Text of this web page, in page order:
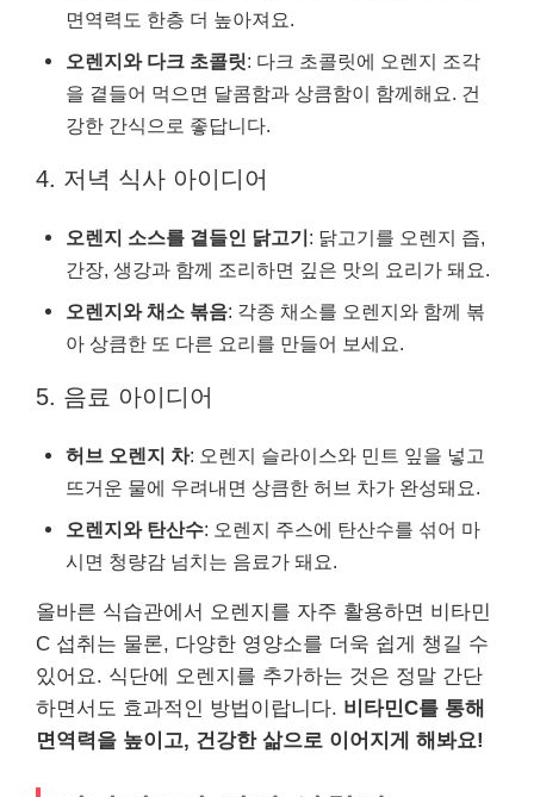
면역력도 한층 더 높아져요.
오렌지와 다크 초콜릿: 다크 초콜릿에 오렌지 조각
을 곁들어 먹으면 달콤함과 상큼함이 함께해요. 건
강한 간식으로 좋답니다.
4. 저녁 식사 아이디어
오렌지 소스를 곁들인 닭고기 : 닭고기를 오렌지 즙,
간장, 생강과 함께 조리하면 깊은 맛의 요리가 돼요.
오렌지와 채소 볶음: 각종 채소를 오렌지와 함께 볶
아 상큼한 또 다른 요리를 만들어 보세요.
5. 음료 아이디어
허브 오렌지 차: 오렌지 슬라이스와 민트 잎을 넣고
뜨거운 물에 우려내면 상큼한 허브 차가 완성돼요.
오렌지와 탄산수: 오렌지 주스에 탄산수를 섞어 마
시면 청량감 넘치는 음료가 돼요.
올바른 식습관에서 오렌지를 자주 활용하면 비타민
C 섭취는 물론, 다양한 영양소를 더욱 쉽게 챙길 수
있어요. 식단에 오렌지를 추가하는 것은 정말 간단
하면서도 효과적인 방법이랍니다. 비타민C를 통해
면역력을 높이고, 건강한 삶으로 이어지게 해봐요!